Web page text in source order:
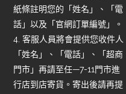
紙條註明您的「姓名」、「電
話」以及「官網訂單編號」。
4. 客服人員將會提供您收件人
「姓名」、「電話」、「超商
門市」再請至任—7-11門市進
行店到店寄貨。寄出後請再提